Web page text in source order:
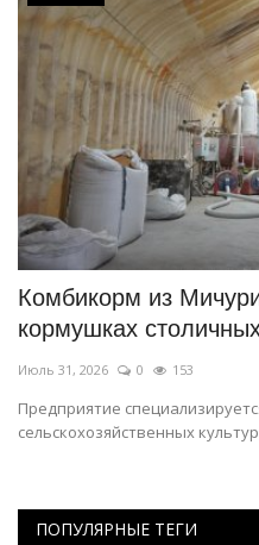
Память павлодарца,
прима-балерина,...
Июль 25, 2026 0 177
Изучить след художника в
искусства можно будет в...
ПОПУЛЯРНЫЕ ТЕГИ